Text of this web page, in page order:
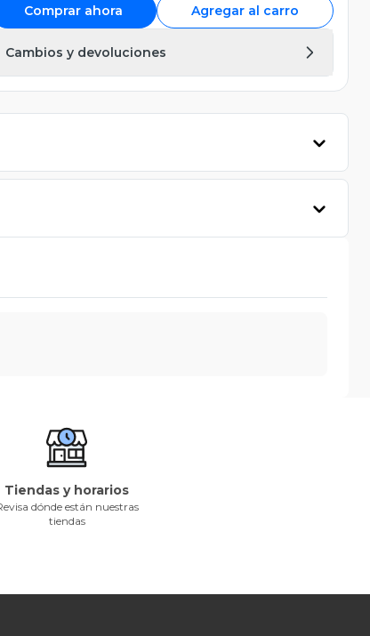
Comprar ahora Agregar al carro
Cambios y devoluciones
Tiendas y horarios
dónde están nuestras
tiendas